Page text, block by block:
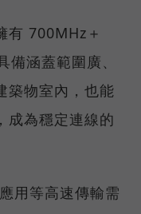
有 700MHz＋
涵蓋範圍廣、
築物室內，也能
成為穩定連線的
用等高速傳輸需